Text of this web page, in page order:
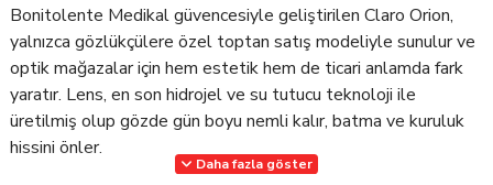
Bonitolente Medikal güvencesiyle geliştirilen Claro Orion,
yalnızca gözlükçülere özel toptan satış modeliyle sunulur ve
optik mağazalar için hem estetik hem de ticari anlamda fark
yaratır. Lens, en son hidrojel ve su tutucu teknoloji ile
üretilmiş olup gözde gün boyu nemli kalır, batma ve kuruluk
hissini önler.
Daha fazla göster